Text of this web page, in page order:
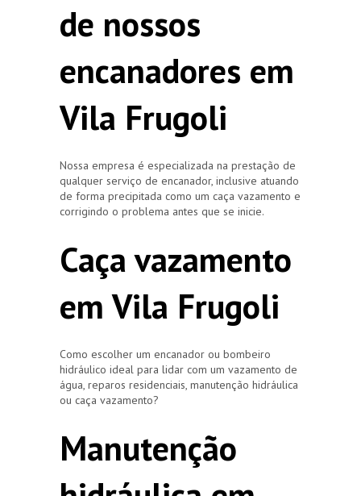
de nossos
encanadores em
Vila Frugoli
Nossa empresa é especializada na prestação de
qualquer serviço de encanador, inclusive atuando
de forma precipitada como um caça vazamento e
corrigindo o problema antes que se inicie.
Caça vazamento
em Vila Frugoli
Como escolher um encanador ou bombeiro
hidráulico ideal para lidar com um vazamento de
água, reparos residenciais, manutenção hidráulica
ou caça vazamento?
Manutenção